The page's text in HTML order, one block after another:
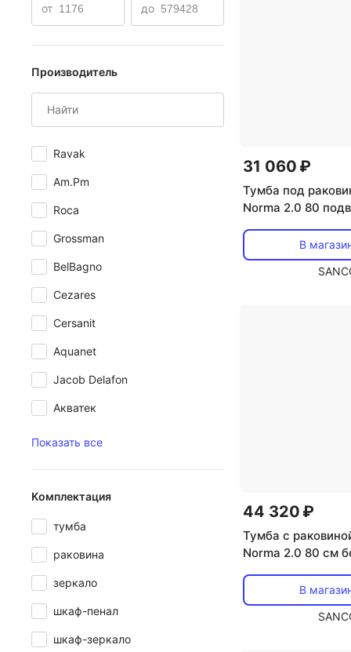
от до
Производитель
Ravak
Am.Pm
Roca
Grossman
BelBagno
Cezares
Cersanit
Aquanet
Jacob Delafon
Акватек
Показать все
Комплектация
тумба
раковина
зеркало
шкаф-пенал
шкаф-зеркало
31 060 ₽
Тумба под
Norma 2.0 80
В
44 320 ₽
Тумба с
Norma 2.0 80 см
В